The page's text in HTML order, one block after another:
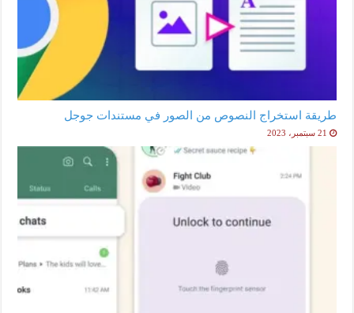
طريقة استخراج النصوص من الصور في مستندات جوجل
21 سبتمبر، 2023